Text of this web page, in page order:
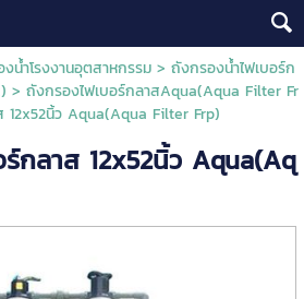
งน้ำโรงงานอุตสาหกรรม> ถังกรองน้ำไฟเบอร์ก
> ถังกรองไฟเบอร์กลาสAqua(Aqua Filter Fr
12x52นิ้ว Aqua(Aqua Filter Frp)
กลาส 12x52นิ้ว Aqua(Aq